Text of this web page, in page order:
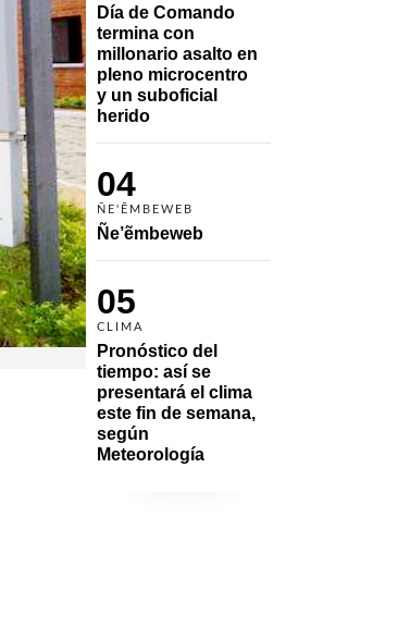
Día de Comando
termina con
millonario asalto en
pleno microcentro
y un suboficial
herido
04
ÑE'ẼMBEWEB
Ñe’ẽmbeweb
05
CLIMA
Pronóstico del
tiempo: así se
presentará el clima
este fin de semana,
según
Meteorología